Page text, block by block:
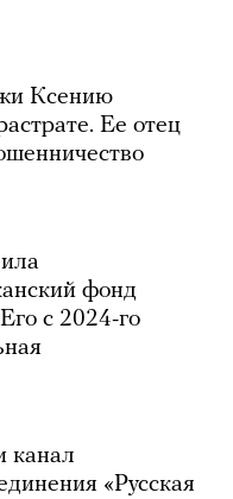
Ксению
Ее отец
фонд
с 2024-го
канал
«Русская